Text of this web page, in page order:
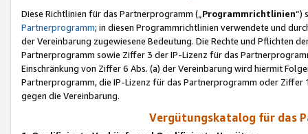
Diese Richtlinien für das Partnerprogramm („Programmrichtlinien“)
Partnerprogramm; in diesen Programmrichtlinien verwendete und
der Vereinbarung zugewiesene Bedeutung. Die Rechte und Pflichten
Partnerprogramm sowie Ziffer 3 der IP-Lizenz für das
Einschränkung von Ziffer 6 Abs. (a) der Vereinbarung wird hiermit
Partnerprogramm, die IP-Lizenz für das Partnerprogramm oder
gegen die Vereinbarung.
Vergütungskatalog für das